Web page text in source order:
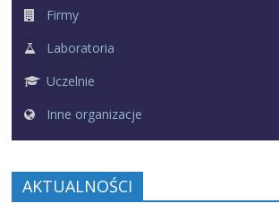
Firmy
Laboratoria
Uczelnie
Inne organizacje
AKTUALNOŚCI